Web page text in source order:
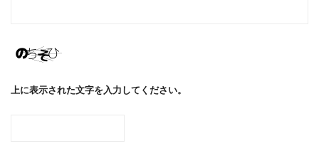
上に表示された文字を入力してください。